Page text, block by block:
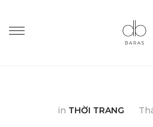
in THỜI TRANG